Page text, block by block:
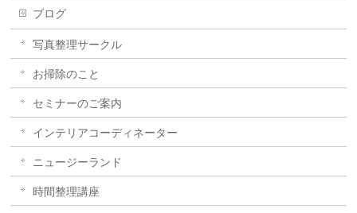
ブログ
写真整理サークル
お掃除のこと
セミナーのご案内
インテリアコーディネーター
ニュージーランド
時間整理講座